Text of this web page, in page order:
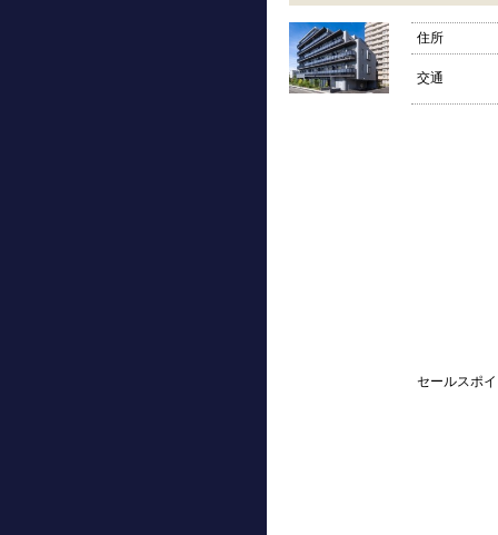
住所
交通
セールスポ